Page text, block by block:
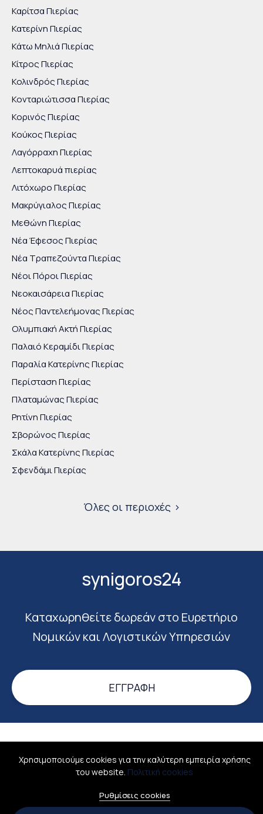
Καρίτσα Πιερίας
Κατερίνη Πιερίας
Κάτω Μηλιά Πιερίας
Κίτρος Πιερίας
Κολινδρός Πιερίας
Κονταριώτισσα Πιερίας
Κορινός Πιερίας
Κούκος Πιερίας
Λαγόρραχη Πιερίας
Λεπτοκαρυά πιερίας
Λιτόχωρο Πιερίας
Μακρύγιαλος Πιερίας
Μεθώνη Πιερίας
Νέα Έφεσος Πιερίας
Νέα Τραπεζούντα Πιερίας
Νέοι Πόροι Πιερίας
Νεοκαισάρεια Πιερίας
Νέος Παντελεήμονας Πιερίας
Ολυμπιακή Ακτή Πιερίας
Παλαιό Κεραμίδι Πιερίας
Παραλία Κατερίνης Πιερίας
Περίσταση Πιερίας
Πλαταμώνας Πιερίας
Ρητίνη Πιερίας
Σβορώνος Πιερίας
Σκάλα Κατερίνης Πιερίας
Σφενδάμι Πιερίας
Όλες οι περιοχές
synigoros24
Καταχωρηθείτε δωρεάν στο Ευρετήριο
Νομικών και Λογιστικών Υπηρεσιών
ΕΓΓΡΑΦΉ
All rights reserved © 2026
ΑΡΙΘΜΟΣ Γ.Ε.Μ.Η.: 160065501000
Χρησιμοποιούμε cookies για την καλύτερη εμπειρία χρήσης
του website. Πολιτική cookies
Ρυθμίσεις cookies